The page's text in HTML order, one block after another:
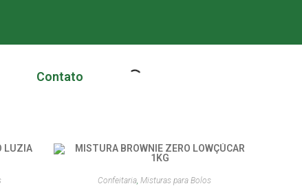
Contato
Confeitaria, Misturas para Bolos